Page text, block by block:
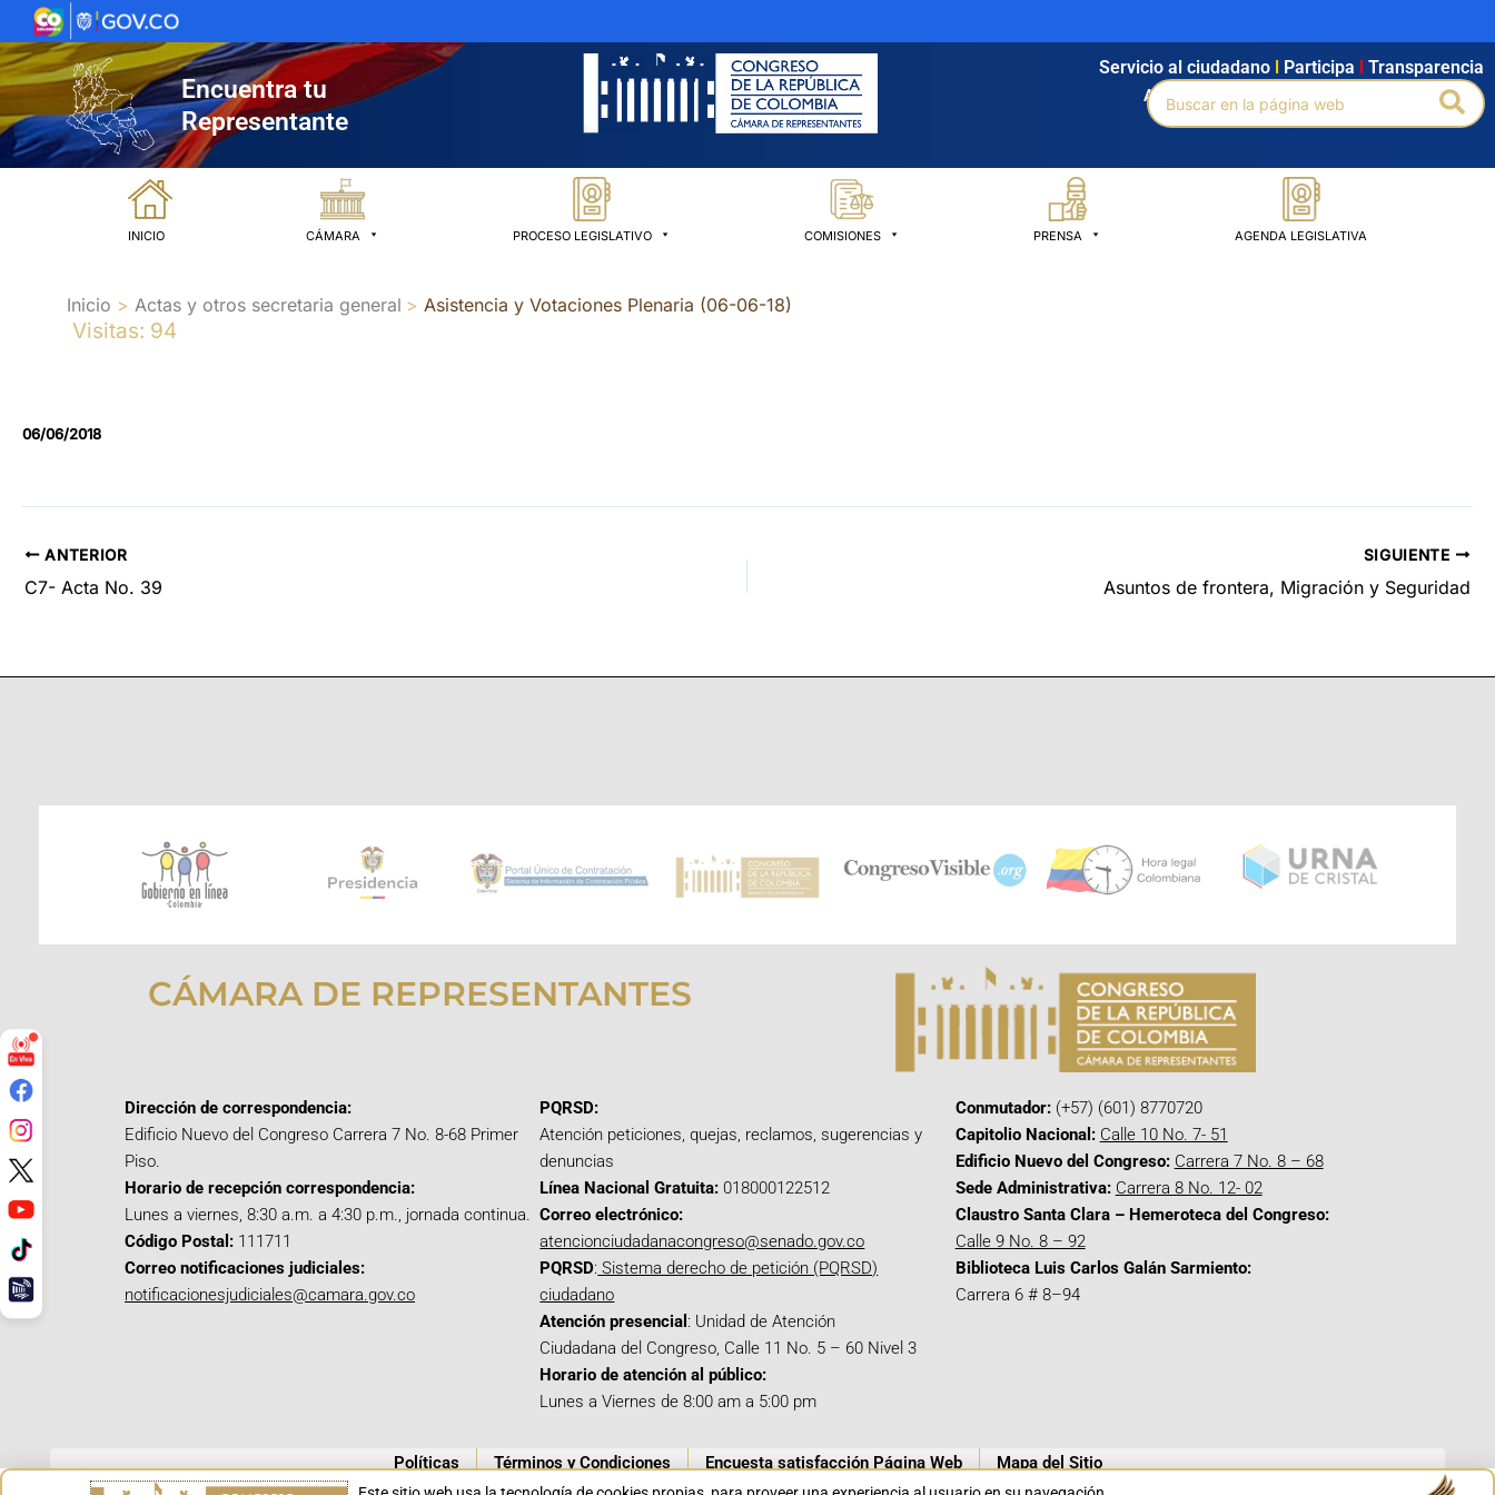
al
contenido
Encuentra tu
Representante
Agendamiento Intranet Búsqueda avanzada
Servicio al ciudadano Participa Transparencia
Buscar
por:
INICIO CÁMARA PROCESO LEGISLATIVO COMISIONES PRENSA AGENDA LEGISLATIVA
Inicio Actas y otros secretaria general Asistencia y Votaciones Plenaria (06-06-18)
Visitas: 94
06/06/2018
ANTERIOR
C7- Acta No. 39
SIGUIENTE
Asuntos de frontera, Migración y Seguridad
CÁMARA DE REPRESENTANTES
Dirección de correspondencia:
Edificio Nuevo del Congreso Carrera 7 No. 8-68 Primer
Piso.
Horario de recepción correspondencia:
Lunes a viernes, 8:30 a.m. a 4:30 p.m., jornada continua.
Código Postal: 111711
Correo notificaciones judiciales:
notificacionesjudiciales@camara.gov.co
PQRSD:
Atención peticiones, quejas, reclamos, sugerencias y
denuncias
Línea Nacional Gratuita: 018000122512
Correo electrónico:
atencionciudadanacongreso@senado.gov.co
PQRSD: Sistema derecho de petición (PQRSD)
ciudadano
Atención presencial : Unidad de Atención
Ciudadana del Congreso, Calle 11 No. 5 – 60 Nivel 3
Horario de atención al público:
Lunes a Viernes de 8:00 am a 5:00 pm
Conmutador:(+57) (601) 8770720
Capitolio Nacional: Calle 10 No. 7- 51
Edificio Nuevo del Congreso: Carrera 7 No. 8 – 68
Sede Administrativa: Carrera 8 No. 12- 02
Claustro Santa Clara – Hemeroteca del Congreso:
Calle 9 No. 8 – 92
Biblioteca Luis Carlos Galán Sarmiento:
Carrera 6 # 8–94
Políticas Términos y Condiciones Encuesta satisfacción Página Web Mapa del Sitio